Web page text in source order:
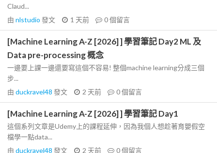
Claud...
由 nlstudio 發文 1 天前 0個留言
[Machine Learning A-Z [2026] ] 學習筆記 Day2 ML 及
Data pre-processing 概念
一邊要上課一邊還要寫這個不容易! 整個machine learning分成三個
步...
由 duckravel48 發文 2 天前 0個留言
[Machine Learning A-Z [2026] ] 學習筆記 Day1
這個系列文章是Udemy上的課程延伸，因為我個人想趁著育嬰假空
檔學一點data...
由 duckravel48 發文 2 天前 0個留言